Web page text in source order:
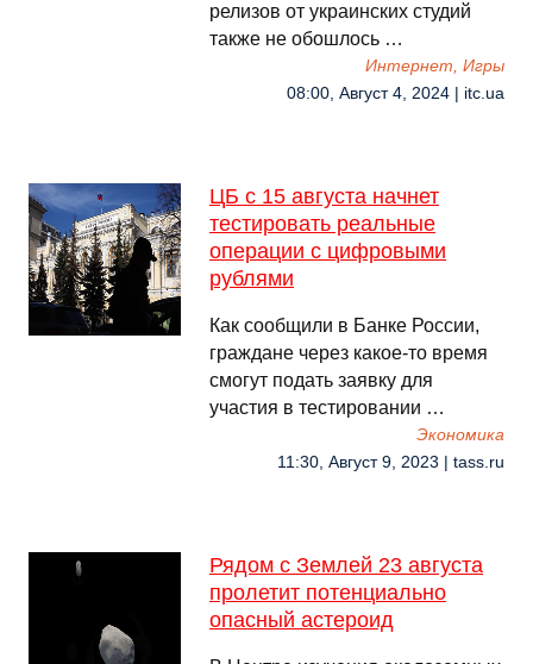
релизов от украинских студий
также не обошлось …
Интернет, Игры
08:00, Август 4, 2024 | itc.ua
ЦБ с 15 августа начнет
тестировать реальные
операции с цифровыми
рублями
Как сообщили в Банке России,
граждане через какое-то время
смогут подать заявку для
участия в тестировании …
Экономика
11:30, Август 9, 2023 | tass.ru
Рядом с Землей 23 августа
пролетит потенциально
опасный астероид